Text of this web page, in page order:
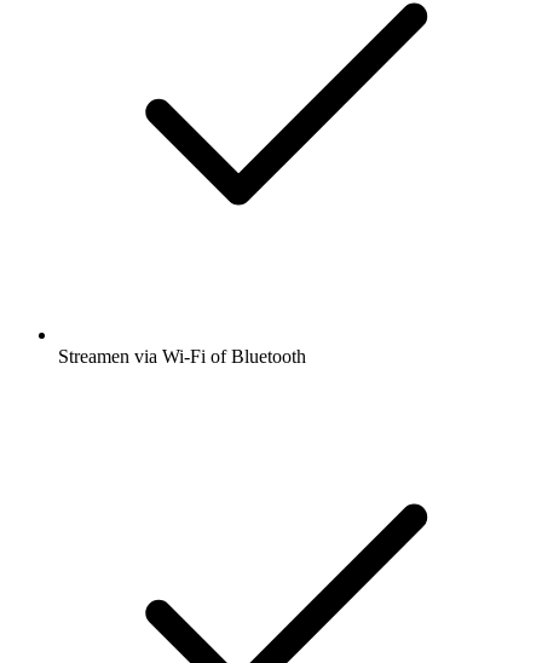
Streamen via Wi-Fi of Bluetooth